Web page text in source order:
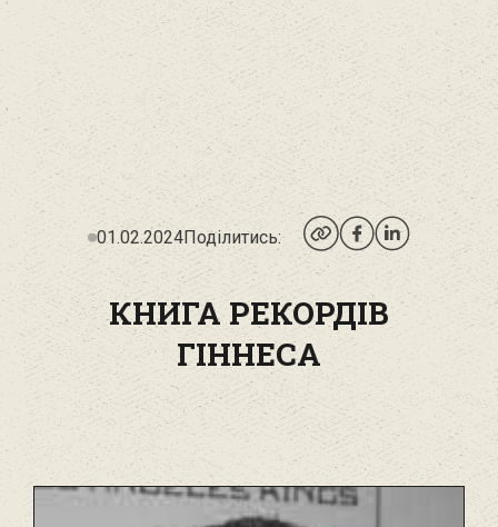
01.02.2024Поділитись:
КНИГА РЕКОРДІВ
ГІННЕСА